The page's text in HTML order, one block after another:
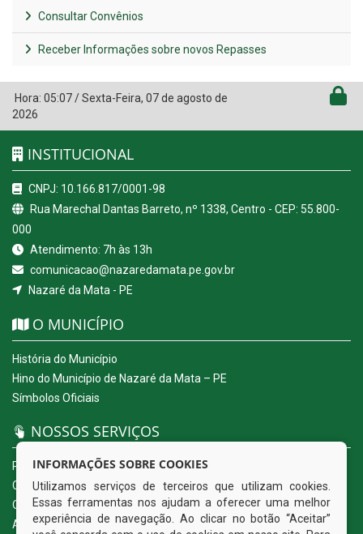
Consultar Convênios
Receber Informações sobre novos Repasses
Hora: 05:07/Sexta-Feira, 07 de agosto de
2026
INSTITUCIONAL
CNPJ: 10.166.817/0001-98
Rua Marechal Dantas Barreto, nº 1338, Centro - CEP: 55.800-
000
Atendimento: 7h às 13h
comunicacao@nazaredamata.pe.gov.br
Nazaré da Mata - PE
O MUNICÍPIO
História do Município
Hino do Município de Nazaré da Mata – PE
Símbolos Oficiais
NOSSOS SERVIÇOS
Portal da Transparência
Carta de Serviços ao Usuário
Ouvidoria Eletrônica
Acesso a Informação (eSIC)
INFORMAÇÕES SOBRE COOKIES
Utilizamos serviços de terceiros que utilizam cookies.
Essas ferramentas nos ajudam a oferecer uma melhor
experiência de navegação. Ao clicar no botão “Aceitar”